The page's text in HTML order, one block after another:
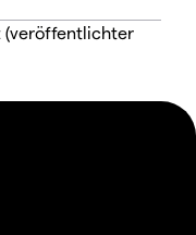
(veröffentlichter